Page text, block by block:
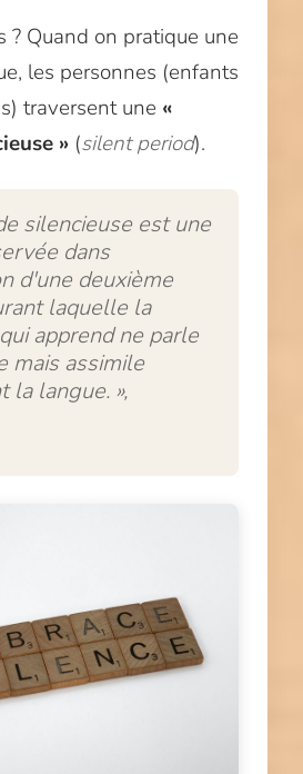
? Quand on pratique une
les personnes (enfants
traversent une «
» (silent period).
silencieuse est une
dans
d'une deuxième
laquelle la
apprend ne parle
mais assimile
la langue. »,